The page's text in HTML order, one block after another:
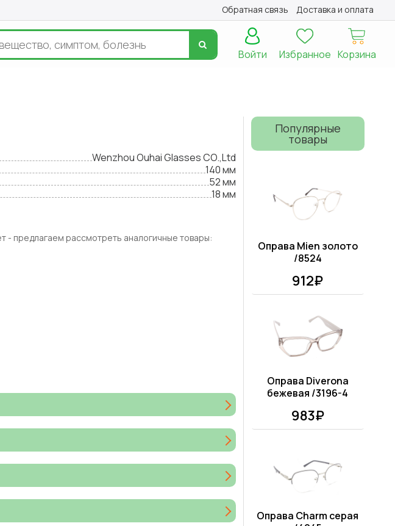
Обратная связь Доставка и оплата
Корзина
Избранное
Войти
Wenzhou Ouhai Glasses CO.,Ltd
140 мм
52 мм
18 мм
- предлагаем рассмотреть аналогичные товары:
Популярные
товары
Оправа Mien золото
/8524
912₽
Оправа Diverona
бежевая /3196-4
983₽
Оправа Charm серая